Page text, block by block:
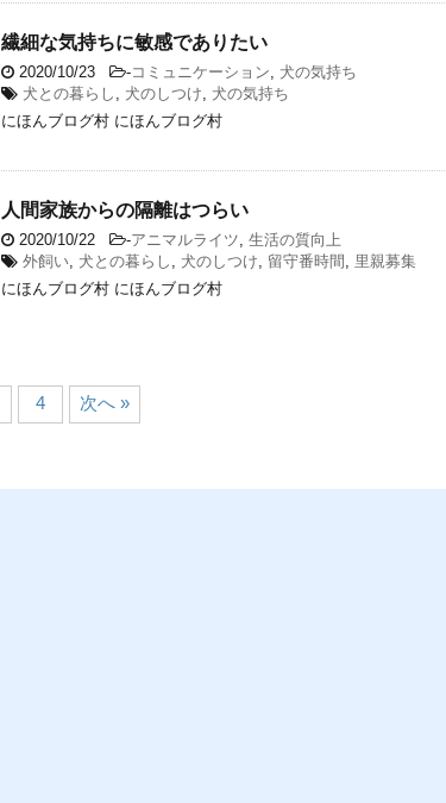
繊細な気持ちに敏感でありたい
2020/10/23 -コミュニケーション, 犬の気持ち
犬との暮らし , 犬のしつけ, 犬の気持ち
にほんブログ村 にほんブログ村
人間家族からの隔離はつらい
2020/10/22 -アニマルライツ, 生活の質向上
外飼い, 犬との暮らし , 犬のしつけ, 留守番時間 , 里親募集
にほんブログ村 にほんブログ村
4 次へ »